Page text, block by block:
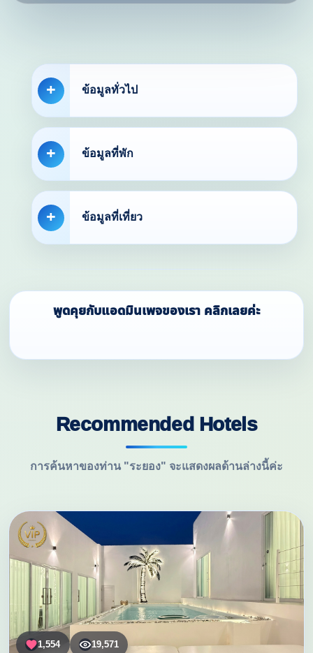
ข้อมูลทั่วไป
ข้อมูลที่พัก
ข้อมูลที่เที่ยว
พูดคุยกับแอดมินเพจของเรา คลิกเลยค่ะ
Recommended Hotels
การค้นหาของท่าน "ระยอง" จะแสดงผลด้านล่างนี้ค่ะ
1,554 19,571